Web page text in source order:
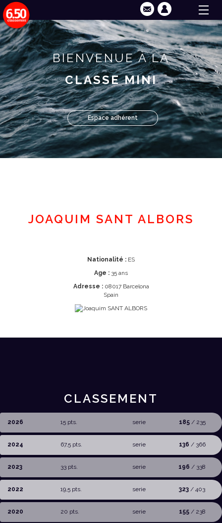
BIENVENUE À LA
CLASSE MINI
Espace adhérent
JOAQUIM SANT ALBORS
Nationalité : ES
Age : 35 ans
Adresse :08017 Barcelona
Spain
CLASSEMENT
2026 15 pts. serie 185/ 235
2024 67,5 pts. serie 136 / 366
2023 33 pts. serie 196 / 338
2022 19,5 pts. serie 323 / 403
2020 20 pts. serie 155/ 238